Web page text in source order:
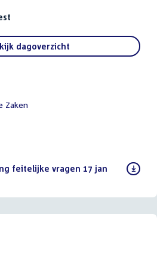
dagoverzicht
Zaken
feitelijke vragen 17 jan (PDF)